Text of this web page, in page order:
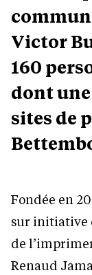
Victor
160
dont
sites de
Fondée en
sur initiative
de
Renaud